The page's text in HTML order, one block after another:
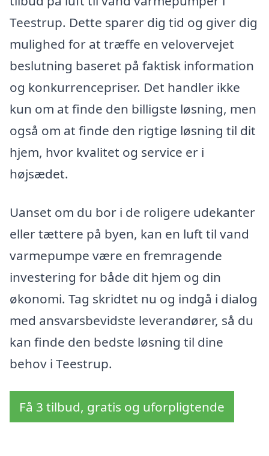
Teestrup. Dette sparer dig tid og giver dig
mulighed for at træffe en velovervejet
beslutning baseret på faktisk information
og konkurrencepriser. Det handler ikke
kun om at finde den billigste løsning, men
også om at finde den rigtige løsning til dit
hjem, hvor kvalitet og service er i
højsædet.
Uanset om du bor i de roligere udekanter
eller tættere på byen, kan en luft til vand
varmepumpe være en fremragende
investering for både dit hjem og din
økonomi. Tag skridtet nu og indgå i dialog
med ansvarsbevidste leverandører, så du
kan finde den bedste løsning til dine
behov i Teestrup.
Få 3 tilbud, gratis og uforpligtende